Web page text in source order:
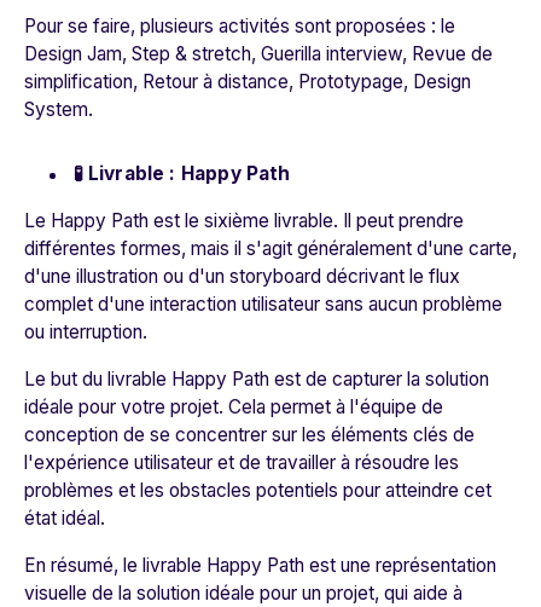
Pour se faire, plusieurs activités sont proposées : le
Design Jam, Step & stretch, Guerilla interview, Revue de
simplification, Retour à distance, Prototypage, Design
System.
🧪 Livrable : Happy Path
Le Happy Path est le sixième livrable. Il peut prendre
différentes formes, mais il s'agit généralement d'une carte,
d'une illustration ou d'un storyboard décrivant le flux
complet d'une interaction utilisateur sans aucun problème
ou interruption.
Le but du livrable Happy Path est de capturer la solution
idéale pour votre projet. Cela permet à l'équipe de
conception de se concentrer sur les éléments clés de
l'expérience utilisateur et de travailler à résoudre les
problèmes et les obstacles potentiels pour atteindre cet
état idéal.
En résumé, le livrable Happy Path est une représentation
visuelle de la solution idéale pour un projet, qui aide à